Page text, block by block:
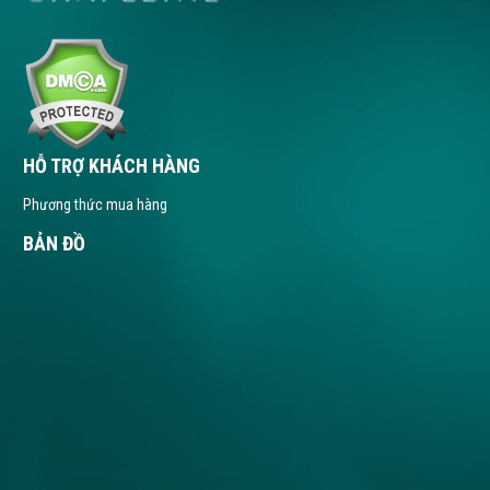
Đây là giải pháp xóa nhăn không can thiệp dao kéo và
tiêm.chích bằng công nghệ cao mới và rất an toàn, hiệu
quả, không có bất kỳ rủi ro liên quan đến sức.khỏe.
HỖ TRỢ KHÁCH HÀNG
Phương thức mua hàng
BẢN ĐỒ